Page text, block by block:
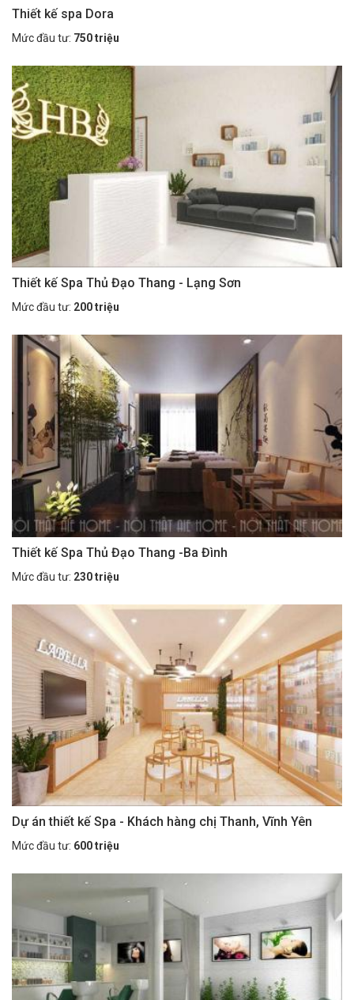
Thiết kế spa Dora
Mức đầu tư: 750 triệu
Thiết kế Spa Thủ Đạo Thang - Lạng Sơn
Mức đầu tư: 200 triệu
Thiết kế Spa Thủ Đạo Thang -Ba Đình
Mức đầu tư: 230 triệu
Dự án thiết kế Spa - Khách hàng chị Thanh, Vĩnh Yên
Mức đầu tư: 600 triệu